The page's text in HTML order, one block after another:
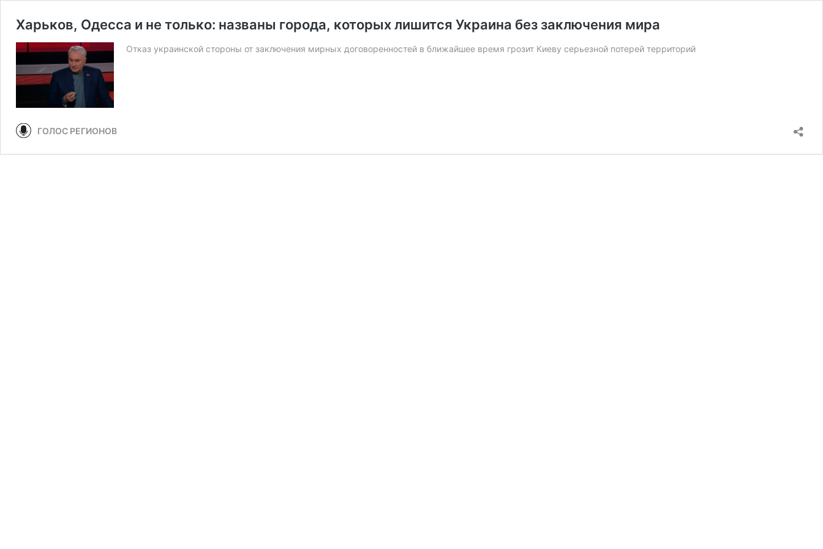
Харьков, Одесса и не только: названы города, которых лишится Украина без заключения мира
Отказ украинской стороны от заключения мирных договоренностей в ближайшее время грозит Киеву серьезной потерей территорий
ГОЛОС РЕГИОНОВ